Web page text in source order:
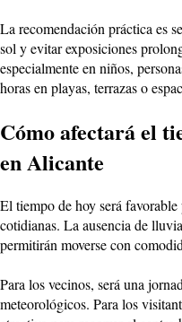
La recomendación práctica es
sol y evitar exposiciones
especialmente en niños,
horas en playas, terrazas o
Cómo afectará el
en Alicante
El tiempo de hoy será
cotidianas. La ausencia de
permitirán moverse con
Para los vecinos, será una
meteorológicos. Para los